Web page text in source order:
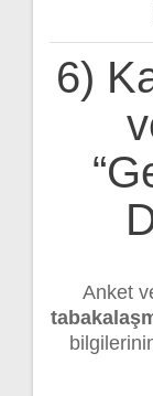
6)
Anket